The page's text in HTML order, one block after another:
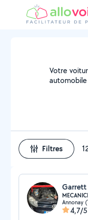
Votre
Filtres
Garrett
Annonay
4,7/5